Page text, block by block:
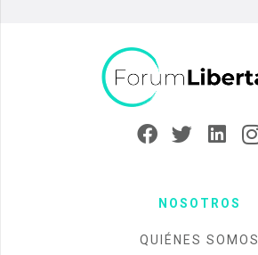
NOSOTROS
QUIÉNES SOMOS